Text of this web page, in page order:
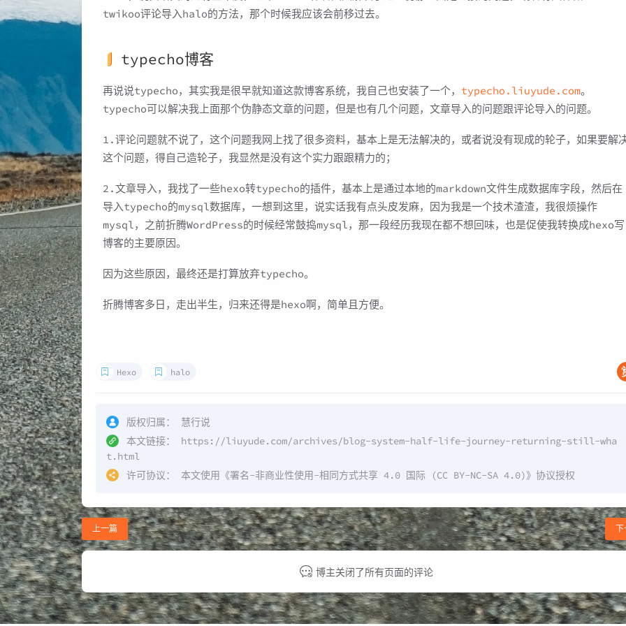
twikoo评论导入halo的方法，那个时候我应该会前移过去。
typecho博客
再说说typecho，其实我是很早就知道这款博客系统，我自己也安装了一个， typecho.liuyude.com。
typecho可以解决我上面那个伪静态文章的问题，但是也有几个问题，文章导入的问题跟评论导入的问题。
1.评论问题就不说了，这个问题我网上找了很多资料，基本上是无法解决的，或者说没有现成的轮子，如果要解
这个问题，得自己造轮子，我显然是没有这个实力跟跟精力的；
2.文章导入，我找了一些hexo转typecho的插件，基本上是通过本地的markdown文件生成数据库字段，然后在
导入typecho的mysql数据库，一想到这里，说实话我有点头皮发麻，因为我是一个技术渣渣，我很烦操作
mysql，之前折腾WordPress的时候经常鼓捣mysql，那一段经历我现在都不想回味，也是促使我转换成hexo写
博客的主要原因。
因为这些原因，最终还是打算放弃typecho。
折腾博客多日，走出半生，归来还得是hexo啊，简单且方便。
Hexo halo
版权归属：
慧行说
本文链接：
https://liuyude.com/archives/blog-system-half-life-journey-returning-still-wha
t.html
许可协议：
本文使用《署名-非商业性使用-相同方式共享 4.0 国际 (CC BY-NC-SA 4.0)》协议授权
上一篇 下
博主关闭了所有页面的评论